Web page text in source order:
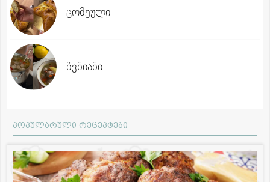
ცომეული
წვნიანი
პოპულარული რეცეპტები